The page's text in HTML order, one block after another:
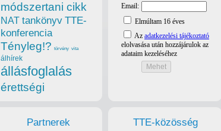
TTE-közösség
módszertani cikk
NAT tankönyv TTE-
konferencia
Tényleg!? törvény vita
álhírek
állásfoglalás
érettségi
Partnerek